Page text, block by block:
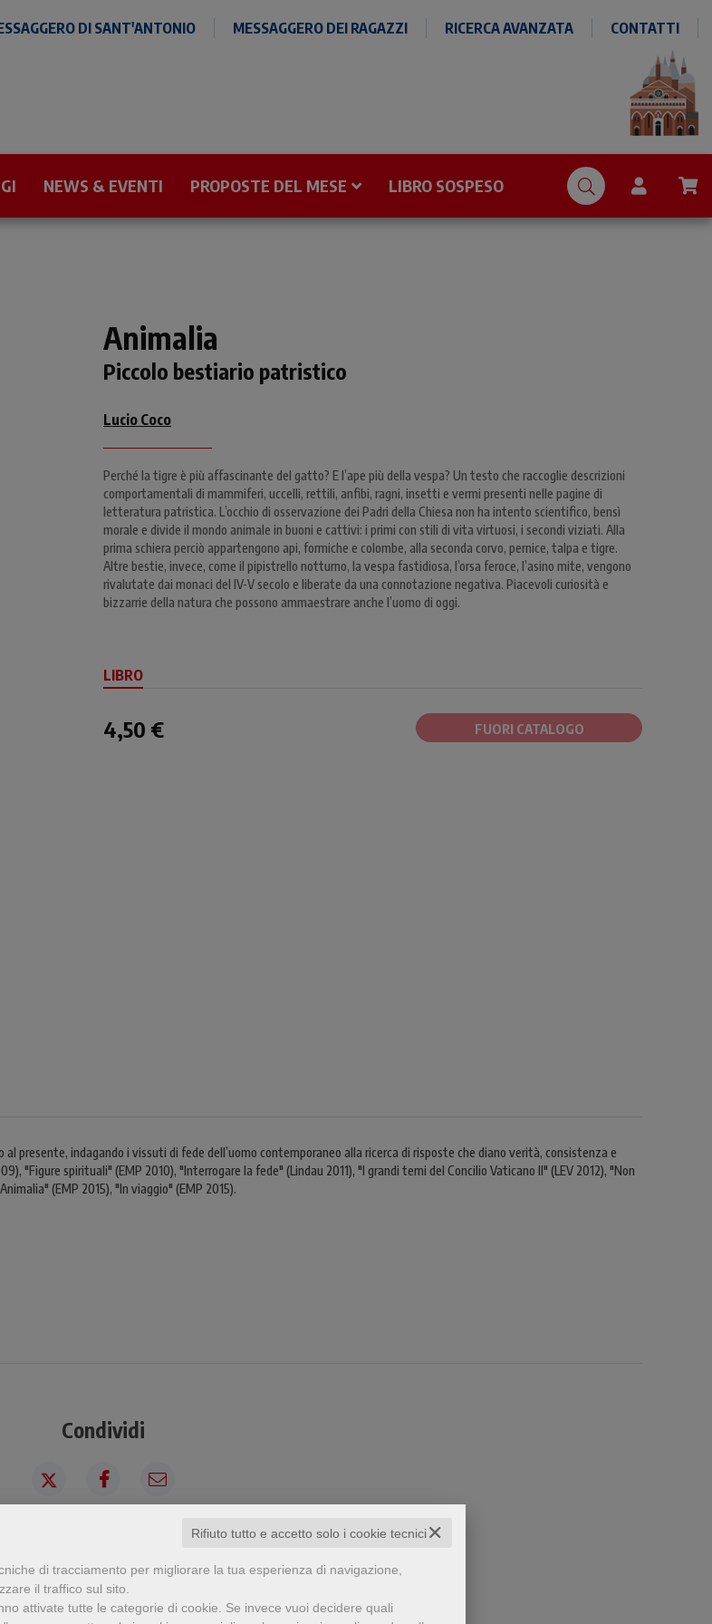
✕
Rifiuto tutto e accetto solo i cookie tecnici
di tracciamento per migliorare la tua esperienza di navigazione,
il traffico sul sito.
attivate tutte le categorie di cookie. Se invece vuoi decidere quali
DI SANT'ANTONIO MESSAGGERO DEI RAGAZZI RICERCA AVANZATA CONTATTI
NEWS & EVENTI PROPOSTE DEL MESE LIBRO SOSPESO
Animalia
Piccolo bestiario patristico
Lucio Coco
Perché la tigre è più affascinante del gatto? E l’ape più della vespa? Un testo che raccoglie descrizioni
comportamentali di mammiferi, uccelli, rettili, anfibi, ragni, insetti e vermi presenti nelle pagine di
letteratura patristica. L’occhio di osservazione dei Padri della Chiesa non ha intento scientifico, bensì
morale e divide il mondo animale in buoni e cattivi: i primi con stili di vita virtuosi, i secondi viziati. Alla
prima schiera perciò appartengono api, formiche e colombe, alla seconda corvo, pernice, talpa e tigre.
Altre bestie, invece, come il pipistrello notturno, la vespa fastidiosa, l’orsa feroce, l’asino mite, vengono
rivalutate dai monaci del IV-V secolo e liberate da una connotazione negativa. Piacevoli curiosità e
bizzarrie della natura che possono ammaestrare anche l’uomo di oggi.
LIBRO
4,50 € FUORI CATALOGO
presente, indagando i vissuti di fede dell’uomo contemporaneo alla ricerca di risposte che diano verità, consistenza e
"Figure spirituali" (EMP 2010), "Interrogare la fede" (Lindau 2011), "I grandi temi del Concilio Vaticano II" (LEV 2012), "Non
(EMP 2015), "In viaggio" (EMP 2015).
Condividi
prodotto ha visto anche...